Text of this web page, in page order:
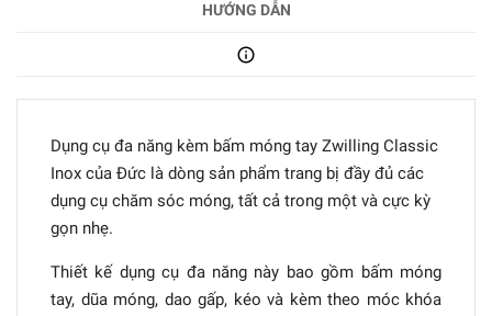
HƯỚNG DẪN
Dụng cụ đa năng kèm bấm móng tay Zwilling Classic
Inox của Đức là dòng sản phẩm trang bị đầy đủ các
dụng cụ chăm sóc móng, tất cả trong một và cực kỳ
gọn nhẹ.
Thiết kế dụng cụ đa năng này bao gồm bấm móng
tay, dũa móng, dao gấp, kéo và kèm theo móc khóa